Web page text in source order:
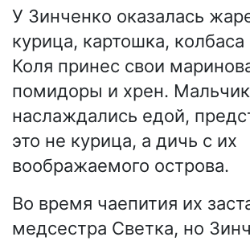
У Зинченко оказалась
курица, картошка, колбаса
Коля принес свои
помидоры и хрен.
наслаждались едой,
это не курица, а дичь с их
воображаемого острова.
Во время чаепития их
медсестра Светка, но